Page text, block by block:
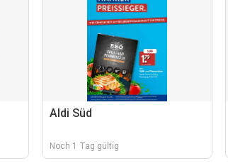
Aldi Süd
Noch 1 Tag gültig